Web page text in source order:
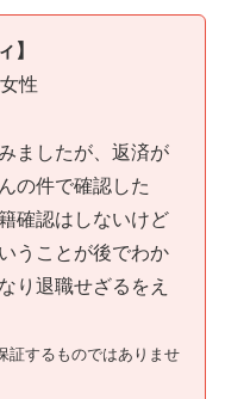
】
性
ましたが、返済が
の件で確認した
確認はしないけど
うことが後でわか
り退職せざるをえ
証するものではありませ